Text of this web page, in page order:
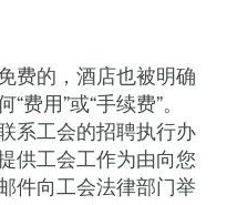
费的，酒店也被明确
费用”或“手续费”。
系工会的招聘执行办
供工会工作为由向您
件向工会法律部门举